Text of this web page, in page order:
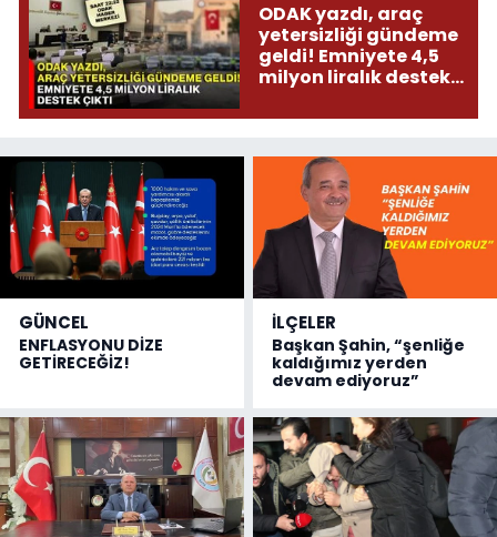
ODAK yazdı, araç
yetersizliği gündeme
geldi! Emniyete 4,5
milyon liralık destek
GÜNCEL
ENFLASYONU DİZE
GETİRECEĞİZ!
İLÇELER
Başkan Şahin, “şenliğe
kaldığımız yerden
devam ediyoruz”